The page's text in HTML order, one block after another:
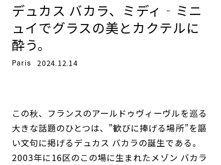
デュカス バカラ、ミディ‐ミニ
ュイでグラスの美とカクテルに
酔う。
Paris 2024.12.14
この秋、フランスのアールドゥヴィーヴルを巡る
大きな話題のひとつは、”歓びに捧げる場所”を謳
い文句に掲げるデュカス バカラの誕生である。
2003年に16区のこの場に生まれたメゾン バカラ